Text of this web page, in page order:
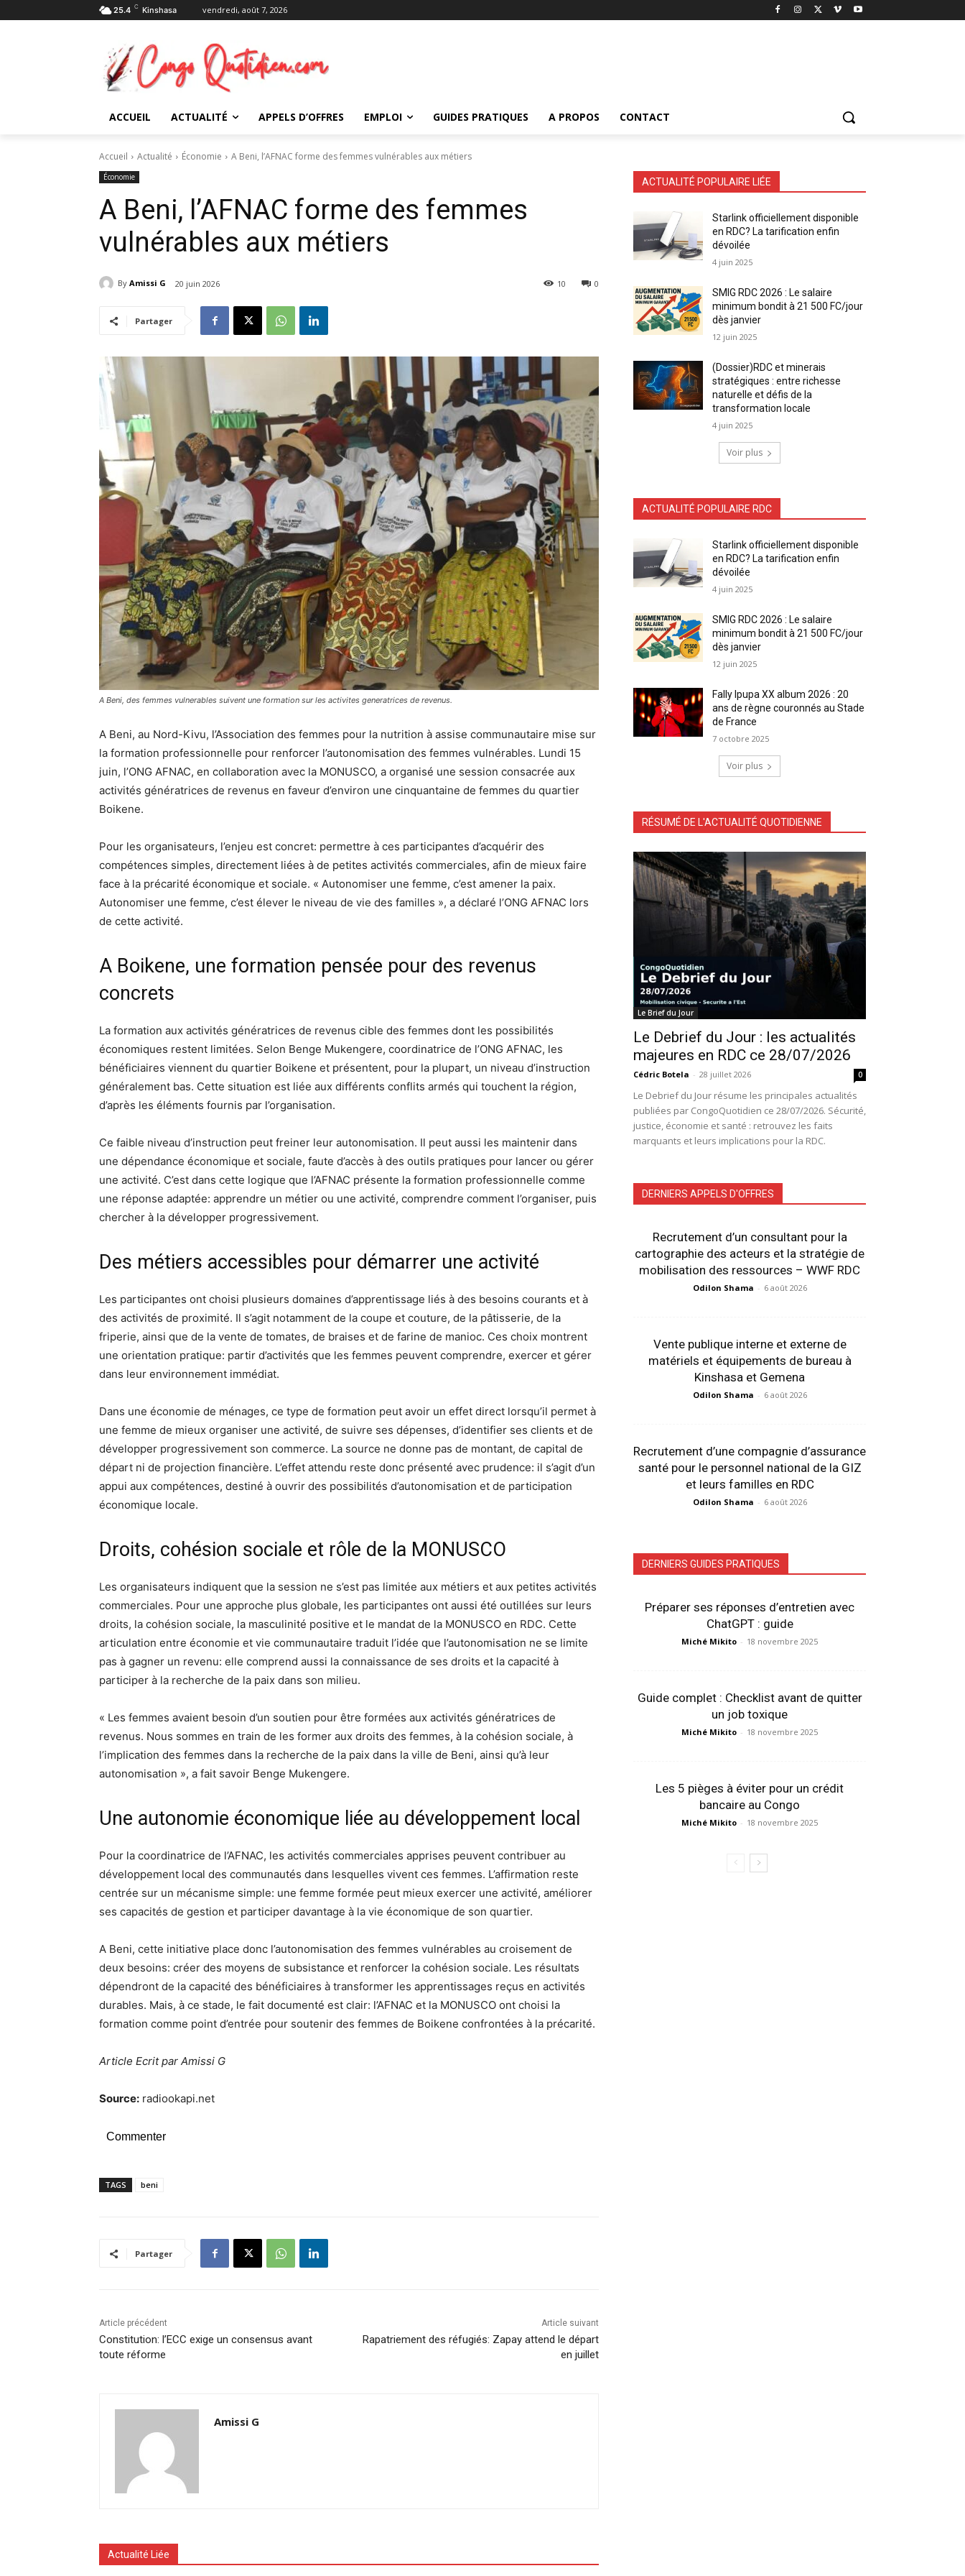
25.4 C Kinshasa vendredi, août 7, 2026
ACCUEIL ACTUALITÉ APPELS D’OFFRES EMPLOI GUIDES PRATIQUES A PROPOS CONTACT
Accueil Actualité Économie A Beni, l’AFNAC forme des femmes vulnérables aux métiers
Économie
A Beni, l’AFNAC forme des femmes
vulnérables aux métiers
By Amissi G 20 juin 2026 0
10
Partager
A Beni, des femmes vulnerables suivent une formation sur les activites generatrices de revenus.
A Beni, au Nord-Kivu, l’Association des femmes pour la nutrition à assise communautaire mise sur
la formation professionnelle pour renforcer l’autonomisation des femmes vulnérables. Lundi 15
juin, l’ONG AFNAC, en collaboration avec la MONUSCO, a organisé une session consacrée aux
activités génératrices de revenus en faveur d’environ une cinquantaine de femmes du quartier
Boikene.
Pour les organisateurs, l’enjeu est concret: permettre à ces participantes d’acquérir des
compétences simples, directement liées à de petites activités commerciales, afin de mieux faire
face à la précarité économique et sociale. « Autonomiser une femme, c’est amener la paix.
Autonomiser une femme, c’est élever le niveau de vie des familles », a déclaré l’ONG AFNAC lors
de cette activité.
A Boikene, une formation pensée pour des revenus
concrets
La formation aux activités génératrices de revenus cible des femmes dont les possibilités
économiques restent limitées. Selon Benge Mukengere, coordinatrice de l’ONG AFNAC, les
bénéficiaires viennent du quartier Boikene et présentent, pour la plupart, un niveau d’instruction
généralement bas. Cette situation est liée aux différents conflits armés qui touchent la région,
d’après les éléments fournis par l’organisation.
Ce faible niveau d’instruction peut freiner leur autonomisation. Il peut aussi les maintenir dans
une dépendance économique et sociale, faute d’accès à des outils pratiques pour lancer ou gérer
une activité. C’est dans cette logique que l’AFNAC présente la formation professionnelle comme
une réponse adaptée: apprendre un métier ou une activité, comprendre comment l’organiser, puis
chercher à la développer progressivement.
Des métiers accessibles pour démarrer une activité
Les participantes ont choisi plusieurs domaines d’apprentissage liés à des besoins courants et à
des activités de proximité. Il s’agit notamment de la coupe et couture, de la pâtisserie, de la
friperie, ainsi que de la vente de tomates, de braises et de farine de manioc. Ces choix montrent
une orientation pratique: partir d’activités que les femmes peuvent comprendre, exercer et gérer
dans leur environnement immédiat.
Dans une économie de ménages, ce type de formation peut avoir un effet direct lorsqu’il permet à
une femme de mieux organiser une activité, de suivre ses dépenses, d’identifier ses clients et de
développer progressivement son commerce. La source ne donne pas de montant, de capital de
départ ni de projection financière. L’effet attendu reste donc présenté avec prudence: il s’agit d’un
appui aux compétences, destiné à ouvrir des possibilités d’autonomisation et de participation
économique locale.
Droits, cohésion sociale et rôle de la MONUSCO
Les organisateurs indiquent que la session ne s’est pas limitée aux métiers et aux petites activités
commerciales. Pour une approche plus globale, les participantes ont aussi été outillées sur leurs
droits, la cohésion sociale, la masculinité positive et le mandat de la MONUSCO en RDC. Cette
articulation entre économie et vie communautaire traduit l’idée que l’autonomisation ne se limite
pas à gagner un revenu: elle comprend aussi la connaissance de ses droits et la capacité à
participer à la recherche de la paix dans son milieu.
« Les femmes avaient besoin d’un soutien pour être formées aux activités génératrices de
revenus. Nous sommes en train de les former aux droits des femmes, à la cohésion sociale, à
l’implication des femmes dans la recherche de la paix dans la ville de Beni, ainsi qu’à leur
autonomisation », a fait savoir Benge Mukengere.
Une autonomie économique liée au développement local
Pour la coordinatrice de l’AFNAC, les activités commerciales apprises peuvent contribuer au
développement local des communautés dans lesquelles vivent ces femmes. L’affirmation reste
centrée sur un mécanisme simple: une femme formée peut mieux exercer une activité, améliorer
ses capacités de gestion et participer davantage à la vie économique de son quartier.
A Beni, cette initiative place donc l’autonomisation des femmes vulnérables au croisement de
deux besoins: créer des moyens de subsistance et renforcer la cohésion sociale. Les résultats
dépendront de la capacité des bénéficiaires à transformer les apprentissages reçus en activités
durables. Mais, à ce stade, le fait documenté est clair: l’AFNAC et la MONUSCO ont choisi la
formation comme point d’entrée pour soutenir des femmes de Boikene confrontées à la précarité.
Article Ecrit par Amissi G
Source: radiookapi.net
Commenter
TAGS beni
Partager
Article précédent
Constitution: l’ECC exige un consensus avant
toute réforme
Article suivant
Rapatriement des réfugiés: Zapay attend le départ
en juillet
Amissi G
Actualité Liée
ACTUALITÉ POPULAIRE LIÉE
Starlink officiellement disponible
en RDC? La tarification enfin
dévoilée
4 juin 2025
SMIG RDC 2026 : Le salaire
minimum bondit à 21 500 FC/jour
dès janvier
12 juin 2025
(Dossier)RDC et minerais
stratégiques : entre richesse
naturelle et défis de la
transformation locale
4 juin 2025
Voir plus
ACTUALITÉ POPULAIRE RDC
Starlink officiellement disponible
en RDC? La tarification enfin
dévoilée
4 juin 2025
SMIG RDC 2026 : Le salaire
minimum bondit à 21 500 FC/jour
dès janvier
12 juin 2025
Fally Ipupa XX album 2026 : 20
ans de règne couronnés au Stade
de France
7 octobre 2025
Voir plus
RÉSUMÉ DE L'ACTUALITÉ QUOTIDIENNE
Le Brief du Jour
Le Debrief du Jour : les actualités
majeures en RDC ce 28/07/2026
Cédric Botela - 28 juillet 2026 0
Le Debrief du Jour résume les principales actualités
publiées par CongoQuotidien ce 28/07/2026. Sécurité,
justice, économie et santé : retrouvez les faits
marquants et leurs implications pour la RDC.
DERNIERS APPELS D'OFFRES
Recrutement d’un consultant pour la
cartographie des acteurs et la stratégie de
mobilisation des ressources – WWF RDC
Odilon Shama - 6 août 2026
Vente publique interne et externe de
matériels et équipements de bureau à
Kinshasa et Gemena
Odilon Shama - 6 août 2026
Recrutement d’une compagnie d’assurance
santé pour le personnel national de la GIZ
et leurs familles en RDC
Odilon Shama - 6 août 2026
DERNIERS GUIDES PRATIQUES
Préparer ses réponses d’entretien avec
ChatGPT : guide
Miché Mikito - 18 novembre 2025
Guide complet : Checklist avant de quitter
un job toxique
Miché Mikito - 18 novembre 2025
Les 5 pièges à éviter pour un crédit
bancaire au Congo
Miché Mikito - 18 novembre 2025